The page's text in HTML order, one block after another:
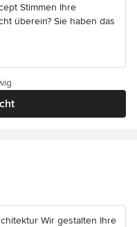
Stimmen Ihre
überein? Sie haben das
5 Sternen
Wir gestalten Ihre